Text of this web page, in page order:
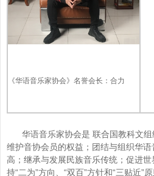
《华语音乐家协会》名誉会长：合力
华语音乐家协会是 联合国教科文
维护音协会员的权益；团结与组织华
高；继承与发展民族音乐传统；促进
持“二为”方向、“双百”方针和“三贴近